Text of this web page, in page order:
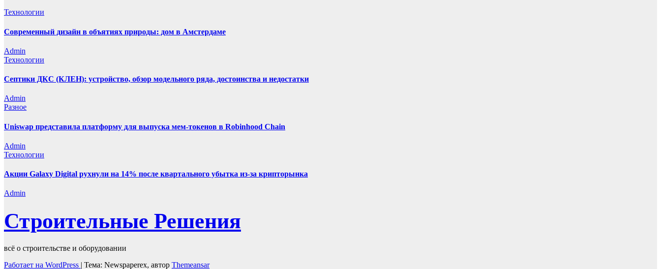
Технологии
Современный дизайн в объятиях природы: дом в Амстердаме
Admin
Технологии
Септики ДКС (КЛЕН): устройство, обзор модельного ряда, достоинства и недостатки
Admin
Разное
Uniswap представила платформу для выпуска мем-токенов в Robinhood Chain
Admin
Технологии
Акции Galaxy Digital рухнули на 14% после квартального убытка из-за крипторынка
Admin
Строительные Решения
всё о строительстве и оборудовании
Работает на WordPress | Тема: Newspaperex, автор Themeansar